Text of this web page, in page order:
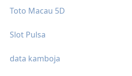
Toto Macau 5D
Slot Pulsa
data kamboja